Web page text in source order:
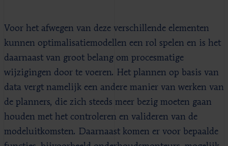
Voor het afwegen van deze verschillende elementen
kunnen optimalisatiemodellen een rol spelen en is het
daarnaast van groot belang om procesmatige
wijzigingen door te voeren. Het plannen op basis van
data vergt namelijk een andere manier van werken van
de planners, die zich steeds meer bezig moeten gaan
houden met het controleren en valideren van de
modeluitkomsten. Daarnaast komen er voor bepaalde